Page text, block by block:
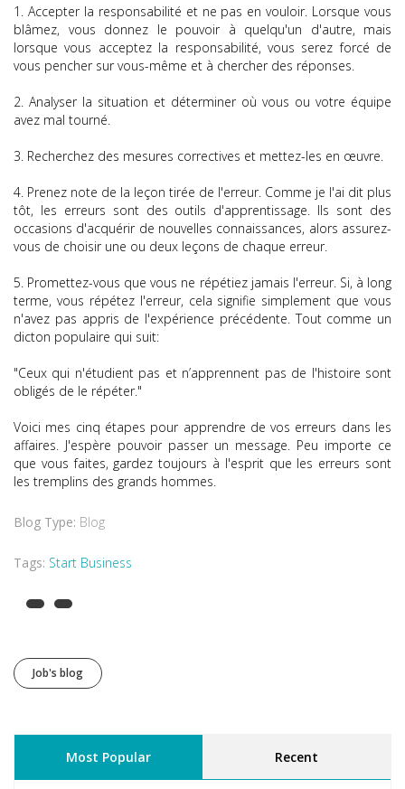
1. Accepter la responsabilité et ne pas en vouloir. Lorsque vous
blâmez, vous donnez le pouvoir à quelqu'un d'autre, mais
lorsque vous acceptez la responsabilité, vous serez forcé de
vous pencher sur vous-même et à chercher des réponses.
2. Analyser la situation et déterminer où vous ou votre équipe
avez mal tourné.
3. Recherchez des mesures correctives et mettez-les en œuvre.
4. Prenez note de la leçon tirée de l'erreur. Comme je l'ai dit plus
tôt, les erreurs sont des outils d'apprentissage. Ils sont des
occasions d'acquérir de nouvelles connaissances, alors assurez-
vous de choisir une ou deux leçons de chaque erreur.
5. Promettez-vous que vous ne répétiez jamais l'erreur. Si, à long
terme, vous répétez l'erreur, cela signifie simplement que vous
n'avez pas appris de l'expérience précédente. Tout comme un
dicton populaire qui suit:
"Ceux qui n'étudient pas et n’apprennent pas de l'histoire sont
obligés de le répéter."
Voici mes cinq étapes pour apprendre de vos erreurs dans les
affaires. J'espère pouvoir passer un message. Peu importe ce
que vous faites, gardez toujours à l'esprit que les erreurs sont
les tremplins des grands hommes.
Blog Type: Blog
Tags: Start Business
Job's blog
Most Popular Recent